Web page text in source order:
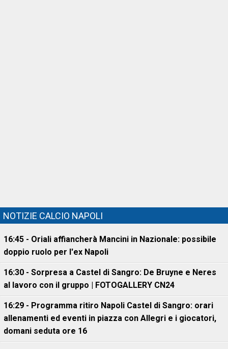
NOTIZIE CALCIO NAPOLI
16:45 - Oriali affiancherà Mancini in Nazionale: possibile
doppio ruolo per l'ex Napoli
16:30 - Sorpresa a Castel di Sangro: De Bruyne e Neres
al lavoro con il gruppo | FOTOGALLERY CN24
16:29 - Programma ritiro Napoli Castel di Sangro: orari
allenamenti ed eventi in piazza con Allegri e i giocatori,
domani seduta ore 16